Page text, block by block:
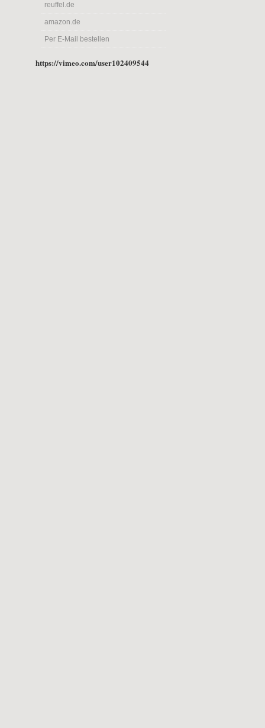
reuffel.de
amazon.de
Per E-Mail bestellen
https://vimeo.com/user102409544